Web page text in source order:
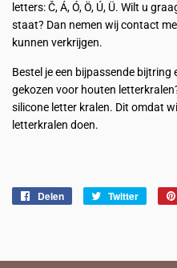
letters:Č, Á, Ó, Ö, Ú, Ü. Wilt u
staat? Dan nemen wij contact
kunnen verkrijgen.
Bestel je een bijpassende bijtring
gekozen voor houten
silicone letter kralen. Dit omdat
letterkralen doen.
Delen
Delen
Twitter